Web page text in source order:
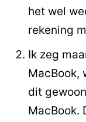
het wel
rekening
Ik zeg
MacBook,
dit
MacBook.